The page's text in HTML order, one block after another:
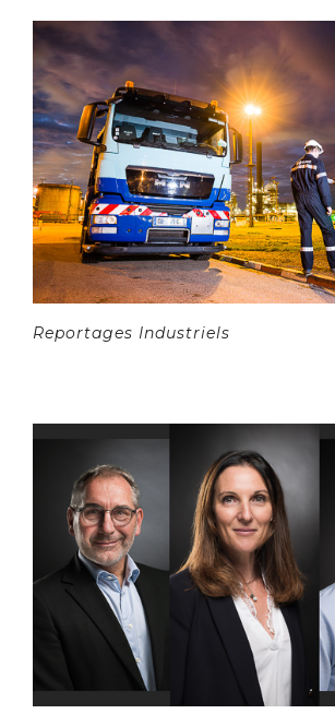
Reportages Industriels